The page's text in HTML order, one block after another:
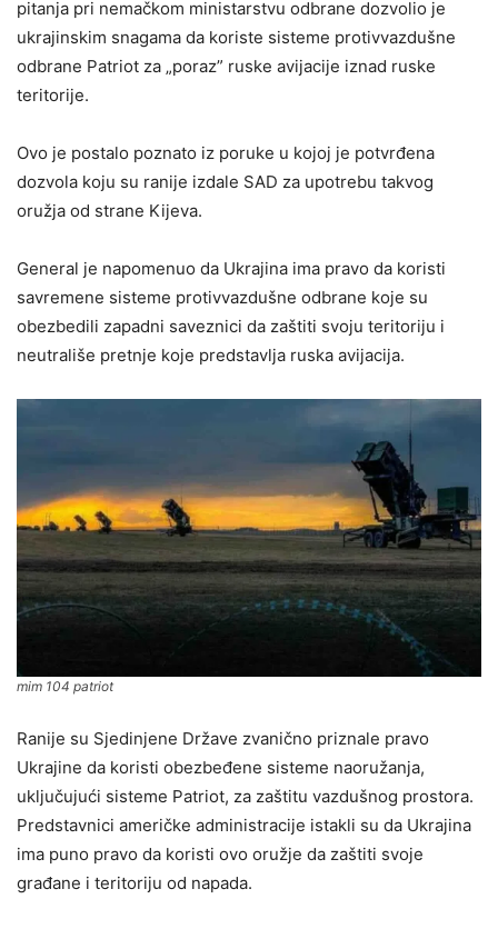
pitanja pri nemačkom ministarstvu odbrane dozvolio je
ukrajinskim snagama da koriste sisteme protivvazdušne
odbrane Patriot za „poraz” ruske avijacije iznad ruske
teritorije.
Ovo je postalo poznato iz poruke u kojoj je potvrđena
dozvola koju su ranije izdale SAD za upotrebu takvog
oružja od strane Kijeva.
General je napomenuo da Ukrajina ima pravo da koristi
savremene sisteme protivvazdušne odbrane koje su
obezbedili zapadni saveznici da zaštiti svoju teritoriju i
neutrališe pretnje koje predstavlja ruska avijacija.
mim 104 patriot
Ranije su Sjedinjene Države zvanično priznale pravo
Ukrajine da koristi obezbeđene sisteme naoružanja,
uključujući sisteme Patriot, za zaštitu vazdušnog prostora.
Predstavnici američke administracije istakli su da Ukrajina
ima puno pravo da koristi ovo oružje da zaštiti svoje
građane i teritoriju od napada.